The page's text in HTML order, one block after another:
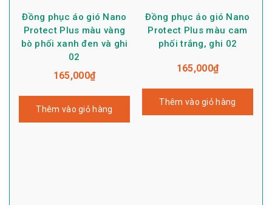
Đồng phục áo gió Nano
Protect Plus màu vàng
bò phối xanh đen và ghi
02
165,000₫
Thêm vào giỏ hàng
Đồng phục áo gió Nano
Protect Plus màu cam
phối trắng, ghi 02
165,000₫
Thêm vào giỏ hàng